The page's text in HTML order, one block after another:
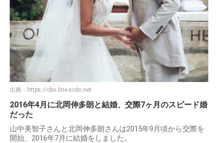
出典： https://obs.line-scdn.net
2016年4月に北岡伸多朗と結婚、交際7ヶ月のスピード婚
だった
山中美智子さんと北岡伸多朗さんは2015年9月頃から交際を
開始、2016年7月に結婚をしました。